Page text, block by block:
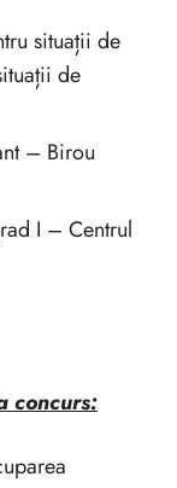
situații de
de
– Birou
I – Centrul
concurs: